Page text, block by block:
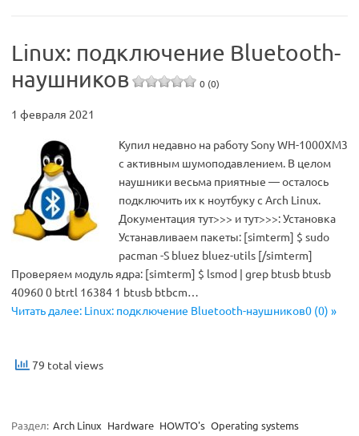
Linux: подключение Bluetooth-
наушников
0 (0)
1 февраля 2021
Купил недавно на работу Sony WH-1000XM3
с активным шумоподавлением. В целом
наушники весьма приятные — осталось
подключить их к ноутбуку с Arch Linux.
Документация тут>>> и тут>>>: Установка
Устанавливаем пакеты: [simterm] $ sudo
pacman -S bluez bluez-utils [/simterm]
Проверяем модуль ядра: [simterm] $ lsmod | grep btusb btusb
40960 0 btrtl 16384 1 btusb btbcm…
Читать далее: Linux: подключение Bluetooth-наушников0 (0) »
79 total views
Раздел: Arch Linux Hardware HOWTO's Operating systems